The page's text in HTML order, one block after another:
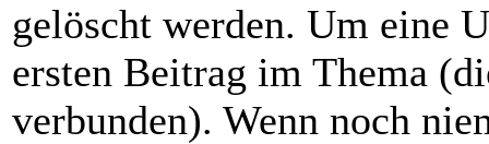
gelöscht werden. Um eine
ersten Beitrag im Thema
verbunden). Wenn noch